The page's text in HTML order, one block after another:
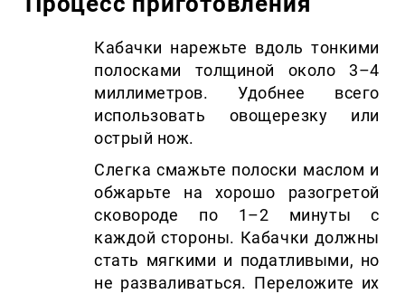
Кабачки нарежьте вдоль тонкими
полосками толщиной около 3–4
миллиметров. Удобнее всего
использовать овощерезку или
острый нож.
Слегка смажьте полоски маслом и
обжарьте на хорошо разогретой
сковороде по 1–2 минуты с
каждой стороны. Кабачки должны
стать мягкими и податливыми, но
не разваливаться. Переложите их